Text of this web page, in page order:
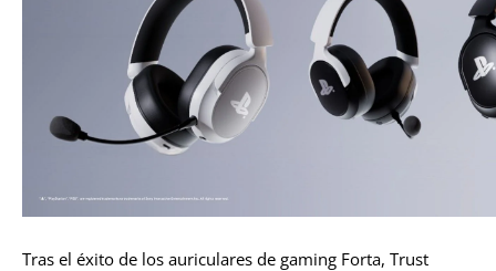
Tras el éxito de los auriculares de gaming Forta, Trust